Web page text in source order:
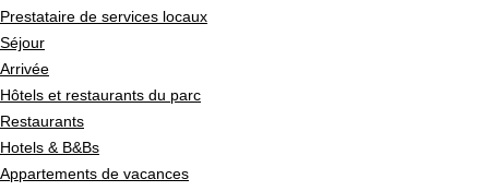
Prestataire de services locaux
Séjour
Arrivée
Hôtels et restaurants du parc
Restaurants
Hotels & B&Bs
Appartements de vacances